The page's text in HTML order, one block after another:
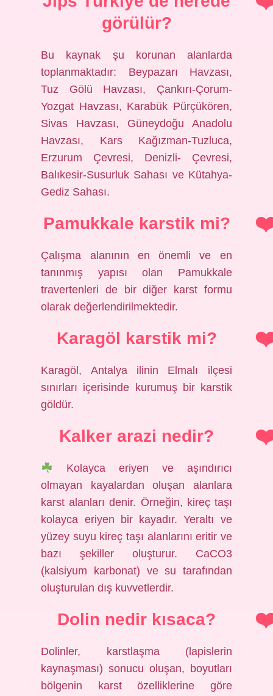
görülür?
Bu kaynak şu korunan alanlarda
toplanmaktadır: Beypazarı Havzası,
Tuz Gölü Havzası, Çankırı-Çorum-
Yozgat Havzası, Karabük Pürçükören,
Sivas Havzası, Güneydoğu Anadolu
Havzası, Kars Kağızman-Tuzluca,
Erzurum Çevresi, Denizli- Çevresi,
Balıkesir-Susurluk Sahası ve Kütahya-
Gediz Sahası.
Pamukkale karstik mi?
Çalışma alanının en önemli ve en
tanınmış yapısı olan Pamukkale
travertenleri de bir diğer karst formu
olarak değerlendirilmektedir.
Karagöl karstik mi?
Karagöl, Antalya ilinin Elmalı ilçesi
sınırları içerisinde kurumuş bir karstik
göldür.
Kalker arazi nedir?
Kolayca eriyen ve aşındırıcı
olmayan kayalardan oluşan alanlara
karst alanları denir. Örneğin, kireç taşı
kolayca eriyen bir kayadır. Yeraltı ve
yüzey suyu kireç taşı alanlarını eritir ve
bazı şekiller oluşturur. CaCO3
(kalsiyum karbonat) ve su tarafından
oluşturulan dış kuvvetlerdir.
Dolin nedir kısaca?
Dolinler, karstlaşma (lapislerin
kaynaşması) sonucu oluşan, boyutları
bölgenin karst özelliklerine göre